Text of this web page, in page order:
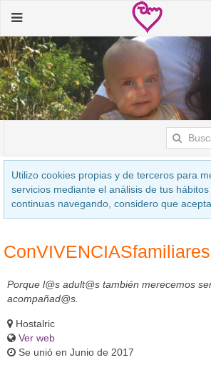
Utilizo cookies propias y de terceros para
servicios mediante el análisis de tus
continuas navegando, considero que
ConVIVENCIASfamiliares
Porque l@s adult@s también merecemos
acompañad@s.
Hostalric
Ver web
Se unió en Junio de 2017